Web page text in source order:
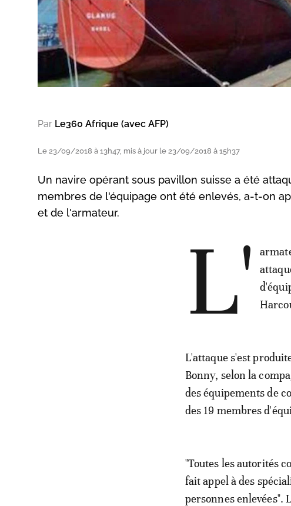
Par Le360 Afrique (avec AFP)
Le 23/09/2018 à 13h47, mis à jour le 23/09/2018 à 15h37
Un navire opérant sous pavillon suisse a été
membres de l'équipage ont été enlevés, a-t-on
et de l'armateur.
L'
L'attaque s'est
Bonny, selon la
des équipements de
des 19 membres
"Toutes les autorités
fait appel à des
personnes enlevées".